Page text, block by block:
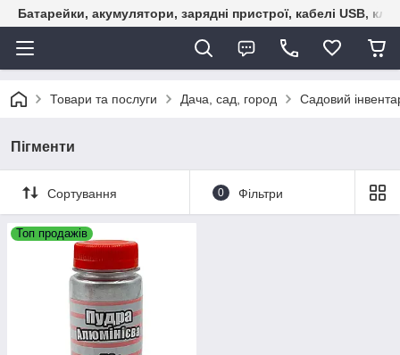
Батарейки, акумулятори, зарядні пристрої, кабелі USB,
Товари та послуги Дача, сад, город Садовий
Пігменти
Сортування 0 Фільтри
Топ продажів